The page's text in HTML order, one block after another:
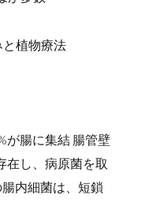
植物療法
が腸に集結 腸管壁
在し、病原菌を取
内細菌は、短鎖